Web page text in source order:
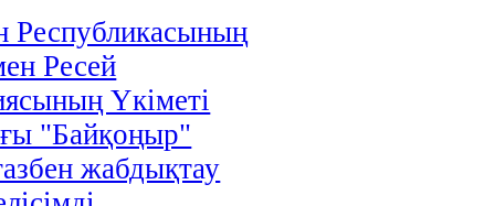
Республикасының
Ресей
Үкіметі
"Байқоңыр"
жабдықтау